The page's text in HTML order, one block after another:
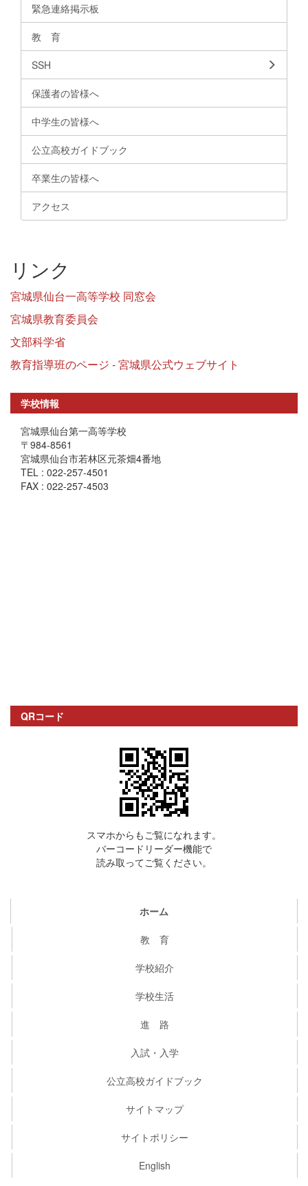
緊急連絡掲示板
教 育
SSH
保護者の皆様へ
中学生の皆様へ
公立高校ガイドブック
卒業生の皆様へ
アクセス
リンク
宮城県仙台一高等学校 同窓会
宮城県教育委員会
文部科学省
教育指導班のページ - 宮城県公式ウェブサイト
学校情報
宮城県仙台第一高等学校
〒984-8561
宮城県仙台市若林区元茶畑4番地
TEL : 022-257-4501
FAX : 022-257-4503
QRコード
スマホからもご覧になれます。
バーコードリーダー機能で
読み取ってご覧ください。
ホーム
教 育
学校紹介
学校生活
進 路
入試・入学
公立高校ガイドブック
サイトマップ
サイトポリシー
English